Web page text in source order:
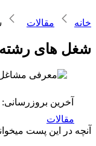
خانه مقالات
شغل های
آخرین بروزرسانی:
مقالات
آنچه در این پست